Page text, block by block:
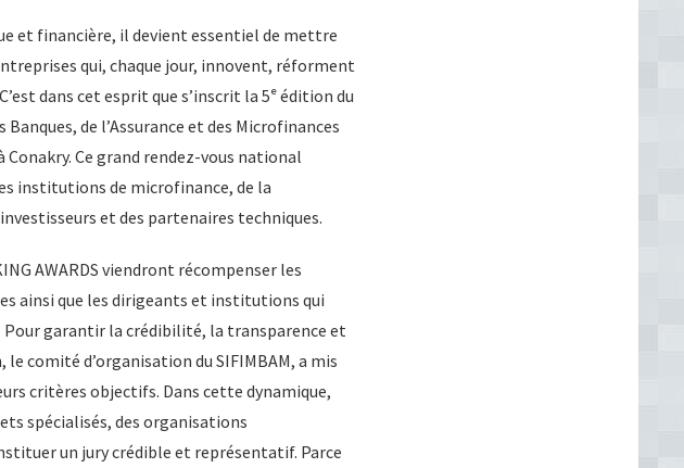
et financière, il devient essentiel de mettre
qui, chaque jour, innovent, réforment
dans cet esprit que s’inscrit la 5ᵉ édition du
de l’Assurance et des Microfinances
Conakry. Ce grand rendez-vous national
institutions de microfinance, de la
et des partenaires techniques.
AWARDS viendront récompenser les
ainsi que les dirigeants et institutions qui
garantir la crédibilité, la transparence et
comité d’organisation du SIFIMBAM, a mis
critères objectifs. Dans cette dynamique,
spécialisés, des organisations
un jury crédible et représentatif. Parce